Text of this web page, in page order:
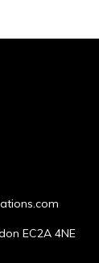
EC2A 4NE